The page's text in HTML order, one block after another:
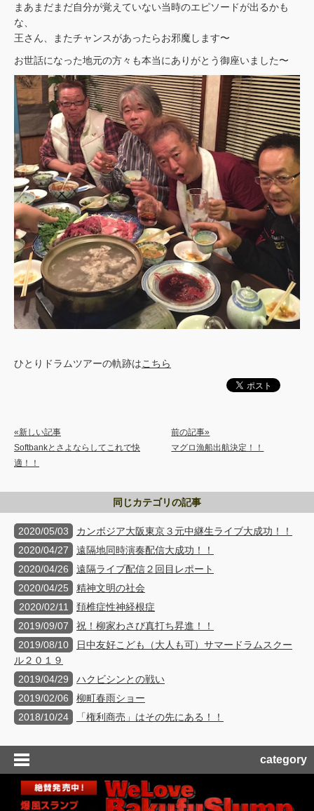
まあまだまだ自分が覚えていない当時のエピソードが出るかも
な、
王さん、またチャンスがあったらお邪魔します〜
お世話になった地元の方々も本当にありがとう御座いました〜
ひとりドラムツアーの軌跡はこちら
«新しい記事
Softbankとさよならしてこれで快
適！！
前の記事»
マグロ漁船出航決定！！
同じカテゴリの記事
2020/05/03
カンボジア大阪東京３元中継生ライブ大成功！！
2020/04/27
遠隔地同時演奏配信大成功！！
2020/04/26
遠隔ライブ配信２回目レポート
2020/04/25
精神文明の社会
2020/02/11
頚椎症性神経根症
2019/09/07
祝！柳家わさび真打ち昇進！！
2019/08/10
日中友好こども（大人も可）サマードラムスクー
ル２０１９
2019/04/29
ハクビシンとの戦い
2019/02/06
柳町春雨ショー
2018/10/24
「権利商売」はその先にある！！
category